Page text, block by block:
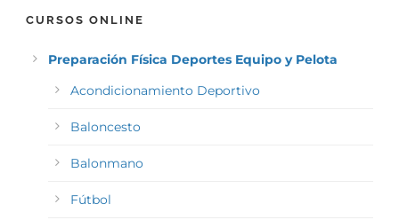
CURSOS ONLINE
Preparación Física Deportes Equipo y Pelota
Acondicionamiento Deportivo
Baloncesto
Balonmano
Fútbol